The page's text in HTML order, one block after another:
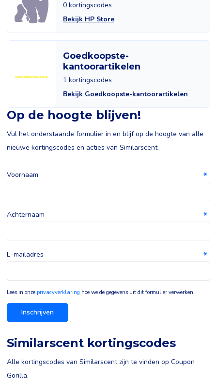
0 kortingscodes
Bekijk HP Store
Goedkoopste-
kantoorartikelen
1 kortingscodes
Bekijk Goedkoopste-kantoorartikelen
Op de hoogte blijven!
Vul het onderstaande formulier in en blijf op de hoogte van alle
nieuwe kortingscodes en acties van Similarscent.
Voornaam
Achternaam
E-mailadres
Lees in onze privacyverklaring hoe we de gegevens uit dit formulier verwerken.
Inschrijven
Similarscent kortingscodes
Alle kortingscodes van Similarscent zijn te vinden op Coupon
Gorilla.